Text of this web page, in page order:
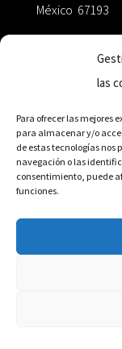
las
Para ofrecer las mejores
para almacenar y/o
de estas tecnologías
navegación o las
consentimiento, puede
funciones.
México 67193
+52
RED DE
Distribuidores